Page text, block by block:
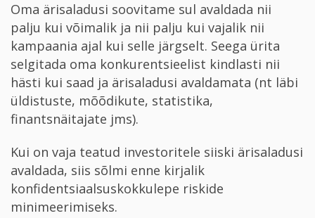
Oma ärisaladusi soovitame sul avaldada nii
palju kui võimalik ja nii palju kui vajalik nii
kampaania ajal kui selle järgselt. Seega ürita
selgitada oma konkurentsieelist kindlasti nii
hästi kui saad ja ärisaladusi avaldamata (nt läbi
üldistuste, mõõdikute, statistika,
finantsnäitajate jms).
Kui on vaja teatud investoritele siiski ärisaladusi
avaldada, siis sõlmi enne kirjalik
konfidentsiaalsuskokkulepe riskide
minimeerimiseks.